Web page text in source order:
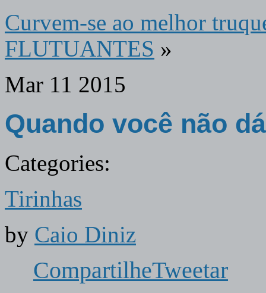
Curvem-se ao melhor
FLUTUANTES »
Mar 11 2015
Quando você não
Categories:
Tirinhas
by Caio Diniz
CompartilheTweetar